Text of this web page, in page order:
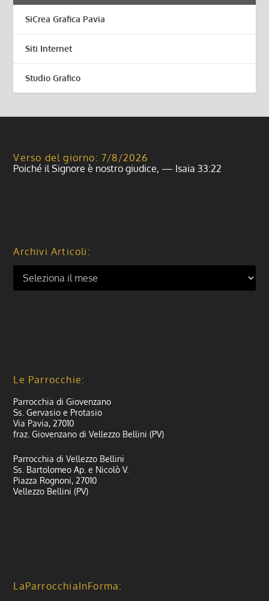
SiCrea Grafica Pavia
Siti Internet
Studio Grafico
Verso del giorno: 7/8/2026
Poiché il Signore è nostro giudice, — Isaia 33:22
Archivi Articoli:
Le Parrocchie:
Parrocchia di Giovenzano
Ss. Gervasio e Protasio
Via Pavia, 27010
fraz. Giovenzano di Vellezzo Bellini (PV)
Parrocchia di Vellezzo Bellini
Ss. Bartolomeo Ap. e Nicolò V.
Piazza Rognoni, 27010
Vellezzo Bellini (PV)
LaParrocchiaInForma: